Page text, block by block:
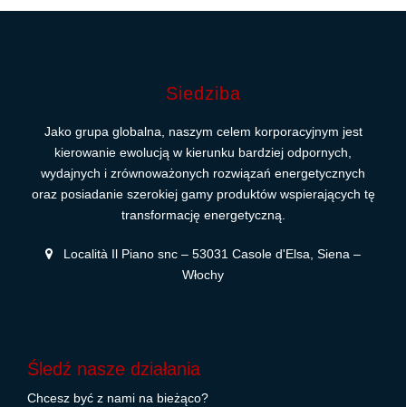
Siedziba
Jako grupa globalna, naszym celem korporacyjnym jest
kierowanie ewolucją w kierunku bardziej odpornych,
wydajnych i zrównoważonych rozwiązań energetycznych
oraz posiadanie szerokiej gamy produktów wspierających tę
transformację energetyczną.
Località Il Piano snc – 53031 Casole d'Elsa, Siena –
Włochy
Śledź nasze działania
Chcesz być z nami na bieżąco?